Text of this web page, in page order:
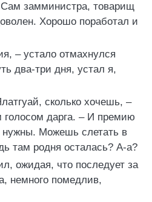
замминистра, товарищ
Хорошо поработал и
– устало отмахнулся
два-три дня, устал я,
сколько хочешь, –
голосом дарга. – И премию
нужны. Можешь слетать в
там родня осталась? А-а?
ожидая, что последует за
немного помедлив,